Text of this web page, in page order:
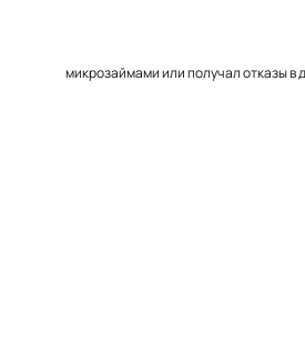
микрозаймами или получал отказы в